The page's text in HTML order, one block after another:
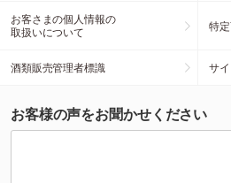
お客さまの個人情報の
取扱いについて
特
酒類販売管理者標識 サ
お客様の声をお聞かせください